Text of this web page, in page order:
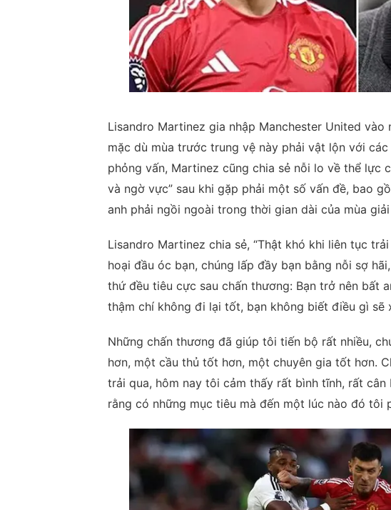
Lisandro Martinez gia nhập Manchester United
mặc dù mùa trước trung vệ này phải vật lộn với
phỏng vấn, Martinez cũng chia sẻ nỗi lo về thể lực
và ngờ vực” sau khi gặp phải một số vấn đề, bao
anh phải ngồi ngoài trong thời gian dài của mùa
Lisandro Martinez chia sẻ, “Thật khó khi liên tục
hoại đầu óc bạn, chúng lấp đầy bạn bằng nỗi sợ
thứ đều tiêu cực sau chấn thương: Bạn trở nên bất
thậm chí không đi lại tốt, bạn không biết điều gì sẽ
Những chấn thương đã giúp tôi tiến bộ rất nhiều,
hơn, một cầu thủ tốt hơn, một chuyên gia tốt hơn.
trải qua, hôm nay tôi cảm thấy rất bình tĩnh, rất
rằng có những mục tiêu mà đến một lúc nào đó tôi